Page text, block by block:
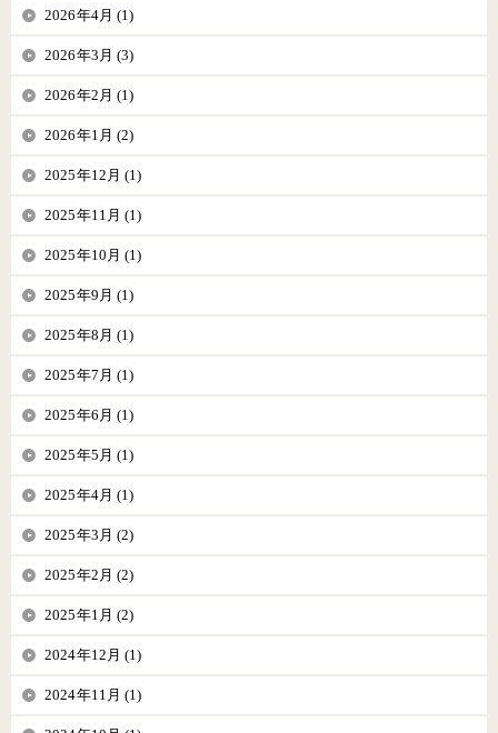
2026年4月 (1)
2026年3月 (3)
2026年2月 (1)
2026年1月 (2)
2025年12月 (1)
2025年11月 (1)
2025年10月 (1)
2025年9月 (1)
2025年8月 (1)
2025年7月 (1)
2025年6月 (1)
2025年5月 (1)
2025年4月 (1)
2025年3月 (2)
2025年2月 (2)
2025年1月 (2)
2024年12月 (1)
2024年11月 (1)